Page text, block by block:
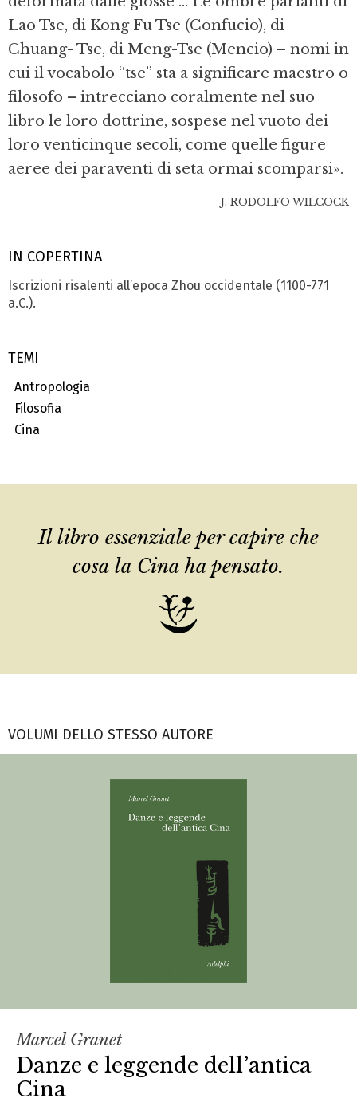
IN COPERTINA
Iscrizioni risalenti all’epoca Zhou occidentale (1100-771
a.C.).
TEMI
Antropologia
Filosofia
Cina
Lao Tse, di Kong Fu Tse (Confucio), di
Chuang- Tse, di Meng-Tse (Mencio) – nomi in
cui il vocabolo “tse” sta a significare maestro o
filosofo – intrecciano coralmente nel suo
libro le loro dottrine, sospese nel vuoto dei
loro venticinque secoli, come quelle figure
aeree dei paraventi di seta ormai scomparsi».
J. RODOLFO WILCOCK
Il libro essenziale per capire che
cosa la Cina ha pensato.
VOLUMI DELLO STESSO AUTORE
Marcel Granet
Danze e leggende dell’antica
Cina